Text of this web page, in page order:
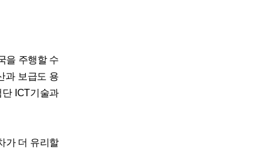
을 주행할 수
과 보급도 용
ICT기술과
가 더 유리할